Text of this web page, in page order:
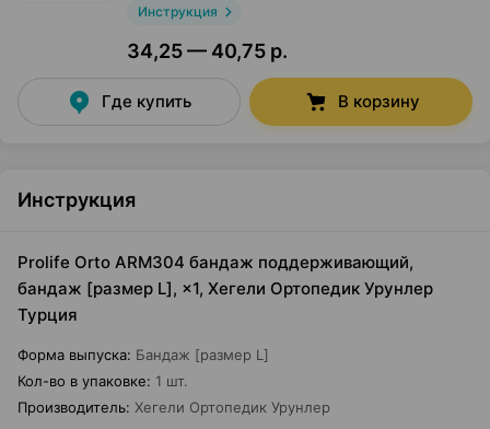
Инструкция
34,25 — 40,75 р.
Где купить В корзину
Инструкция
Prolife Orto ARM304 бандаж поддерживающий,
бандаж [размер L], ×1, Хегели Ортопедик Урунлер
Турция
Форма выпуска: Бандаж [размер L]
Кол-во в упаковке: 1 шт.
Производитель: Хегели Ортопедик Урунлер